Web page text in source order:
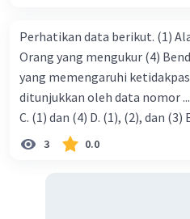
Perhatikan data berikut. (1)
Orang yang mengukur (4)
yang memengaruhi
ditunjukkan oleh data nomor ... A. (1) dan (2) B. (1) dan (3)
3 0.0